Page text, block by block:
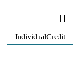
IndividualCredit